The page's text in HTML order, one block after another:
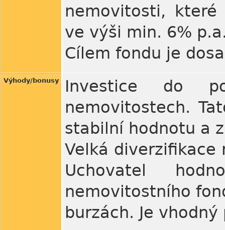
nemovitosti,
ve výši min. 6%
Cílem fondu je
Výhody/bonusy
Investice do
nemovitostech.
stabilní hodnotu a
Velká diverzifikace
Uchovatel
nemovitostního
burzách. Je